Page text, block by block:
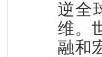
逆全
维。
融和